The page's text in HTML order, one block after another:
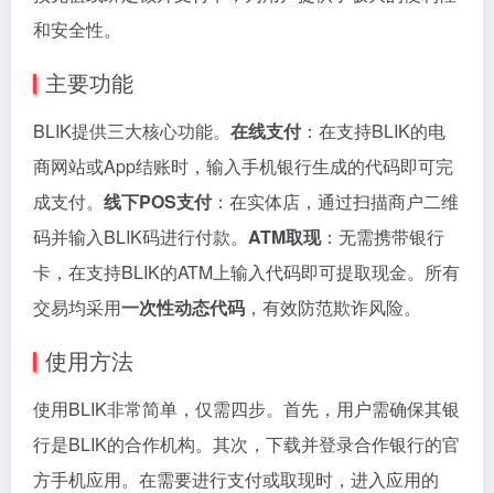
和安全性。
主要功能
BLIK提供三大核心功能。 在线支付：在支持BLIK的电
商网站或App结账时，输入手机银行生成的代码即可完
成支付。 线下POS支付：在实体店，通过扫描商户二维
码并输入BLIK码进行付款。 ATM取现：无需携带银行
卡，在支持BLIK的ATM上输入代码即可提取现金。所有
交易均采用一次性动态代码 ，有效防范欺诈风险。
使用方法
使用BLIK非常简单，仅需四步。首先，用户需确保其银
行是BLIK的合作机构。其次，下载并登录合作银行的官
方手机应用。在需要进行支付或取现时，进入应用的